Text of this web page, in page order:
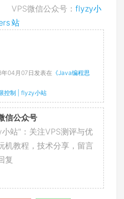
VPS微信公众号： flyzy小
站
年04月07日发表在 《Java编程思
控制 | flyzy小站
信公众号
站"：关注VPS测评与优
机教程，技术分享，留言
复